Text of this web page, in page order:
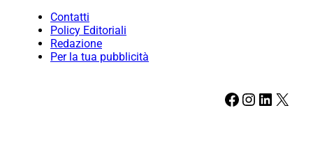
Contatti
Policy Editoriali
Redazione
Per la tua pubblicità
Facebook Instagram LinkedIn X